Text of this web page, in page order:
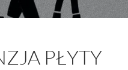
PŁYTY